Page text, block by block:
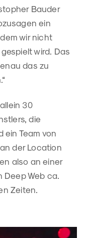
Bauder
ein
wir nicht
wird. Das
das zu
30
die
ein Team von
der Location
also an einer
Web ca.
Zeiten.